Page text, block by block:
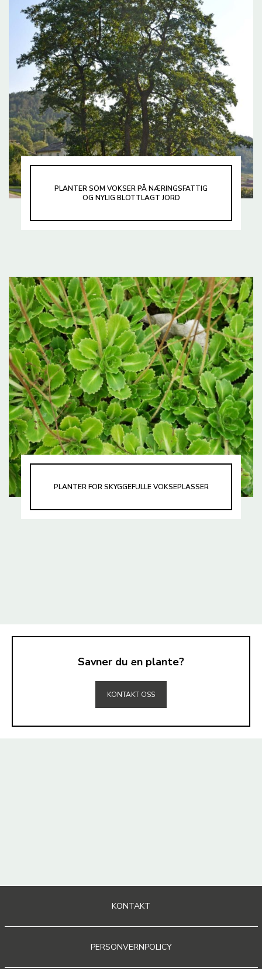
PLANTER SOM VOKSER PÅ NÆRINGSFATTIG
OG NYLIG BLOTTLAGT JORD
PLANTER FOR SKYGGEFULLE VOKSEPLASSER
Savner du en plante?
KONTAKT OSS
KONTAKT
PERSONVERNPOLICY